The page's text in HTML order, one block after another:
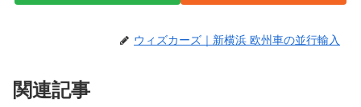
ウィズカーズ｜新横浜 欧州車の並行輸入
関連記事